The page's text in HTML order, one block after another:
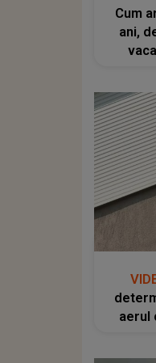
Cum
ani,
aerul